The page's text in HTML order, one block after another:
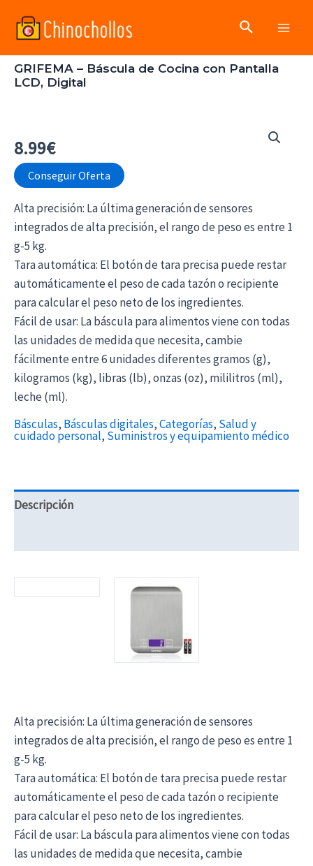
Buscar
GRIFEMA – Báscula de Cocina con Pantalla
LCD, Digital
8.99€
Conseguir Oferta
Alta precisión: La última generación de sensores
integrados de alta precisión, el rango de peso es entre 1
g-5 kg.
Tara automática: El botón de tara precisa puede restar
automáticamente el peso de cada tazón o recipiente
para calcular el peso neto de los ingredientes.
Fácil de usar: La báscula para alimentos viene con todas
las unidades de medida que necesita, cambie
fácilmente entre 6 unidades diferentes gramos (g),
kilogramos (kg), libras (lb), onzas (oz), mililitros (ml),
leche (ml).
Básculas, Básculas digitales,Categorías, Salud y
cuidado personal, Suministros y equipamiento médico
Descripción
Alta precisión: La última generación de sensores
integrados de alta precisión, el rango de peso es entre 1
g-5 kg.
Tara automática: El botón de tara precisa puede restar
automáticamente el peso de cada tazón o recipiente
para calcular el peso neto de los ingredientes.
Fácil de usar: La báscula para alimentos viene con todas
las unidades de medida que necesita, cambie